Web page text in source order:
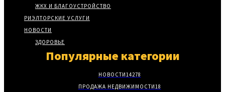
ЖКХ И БЛАГОУСТРОЙСТВО
РИЭЛТОРСКИЕ УСЛУГИ
НОВОСТИ
ЗДОРОВЬЕ
Популярные категории
НОВОСТИ14278
ПРОДАЖА НЕДВИЖИМОСТИ18